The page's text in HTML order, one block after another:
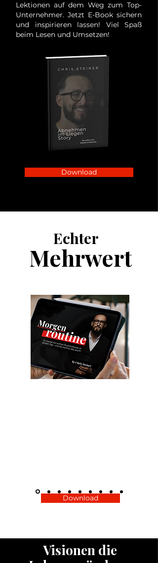
Lektionen auf dem Weg zum Top-
Unternehmer. Jetzt E-Book sichern
und inspirieren lassen! Viel Spaß
beim Lesen und Umsetzen!
Download
Echter
Mehrwert
Download
Visionen die